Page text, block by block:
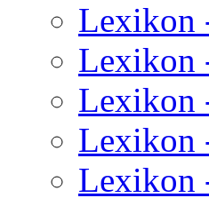
Lexikon
Lexikon
Lexikon
Lexikon
Lexikon